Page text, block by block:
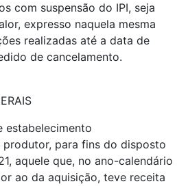
com suspensão do IPI, seja
expresso naquela mesma
realizadas até a data de
de cancelamento.
estabelecimento
produtor, para fins do disposto
aquele que, no ano-calendário
ao da aquisição, teve receita